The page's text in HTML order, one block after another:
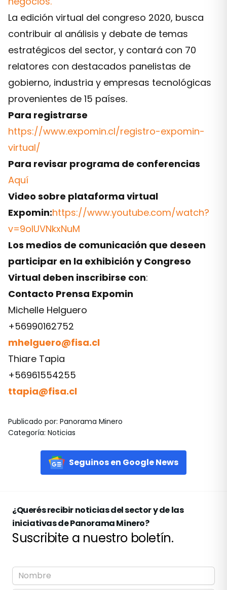
La edición virtual del congreso 2020, busca
contribuir al análisis y debate de temas
estratégicos del sector, y contará con 70
relatores con destacados panelistas de
gobierno, industria y empresas tecnológicas
provenientes de 15 países.
Para registrarse
https://www.expomin.cl/registro-expomin-
virtual/
Para revisar programa de conferencias
Aquí
Video sobre plataforma virtual
Expomin:https://www.youtube.com/watch?
v=9oIUVNkxNuM
Los medios de comunicación que deseen
participar en la exhibición y Congreso
Virtual deben inscribirse con:
Contacto Prensa Expomin
Michelle Helguero
+56990162752
mhelguero@fisa.cl
Thiare Tapia
+56961554255
ttapia@fisa.cl
Publicado por: Panorama Minero
Categoría: Noticias
Seguinos en Google News
¿Querés recibir noticias del sector y de las
iniciativas de Panorama Minero?
Suscribite a nuestro boletín.